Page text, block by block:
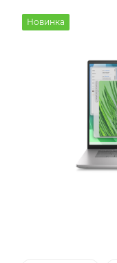
Новинка